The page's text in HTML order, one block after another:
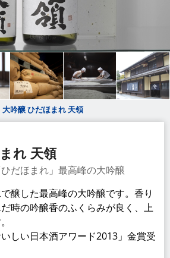
大吟醸 ひだほまれ 天領
れ 天領
だほまれ」最高峰の大吟醸
醸した最高峰の大吟醸です。香り
時の吟醸香のふくらみが良く、上
いしい日本酒アワード2013」金賞受